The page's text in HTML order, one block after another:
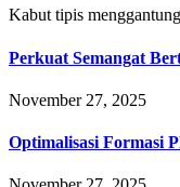
Kabut tipis
Perkuat Semangat
November 27, 2025
Optimalisasi Formasi